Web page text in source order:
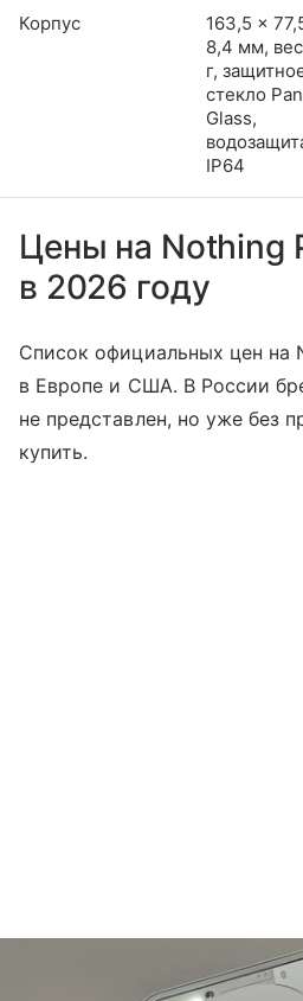
Корпус
163,5 x
8,4 мм,
г,
стекло
Glass,
IP64
Цены на Nothing
в 2026 году
Список официальных цен на
в Европе и США. В России
не представлен, но уже без
купить.